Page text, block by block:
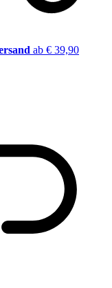
ab € 39,90